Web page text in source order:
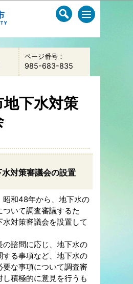
ジの本文へ移動
ページ番号：
985-683-835
地下水対策
対策審議会の設置
和48年から、地下水の
いて調査審議するた
対策審議会を設置して
諮問に応じ、地下水の
する事項など、地下水の
要な事項について調査審
積極的に意見を行うも